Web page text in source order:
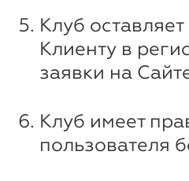
Клуб
Клиенту в
заявки на
Клуб имеет
пользователя